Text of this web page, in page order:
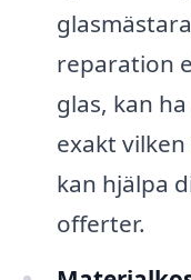
reparation
glas, kan
exakt
kan hjälpa
offerter.